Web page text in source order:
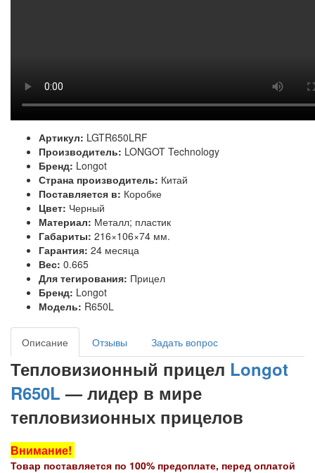
Артикул: LGTR650LRF
Производитель: LONGOT Technology
Бренд: Longot
Страна производитель: Китай
Поставляется в: Коробке
Цвет: Черный
Материал: Металл; пластик
Габариты: 216×106×74 мм.
Гарантия: 24 месяца
Вес: 0.665
Для тегирования: Прицел
Бренд: Longot
Модель: R650L
Описание Отзывы Задать вопрос
Тепловизионный прицел Longot
R650L — лидер в мире
тепловизионных прицелов
Внимание!
Товар поставляется по 100% предоплате, перед оплатой